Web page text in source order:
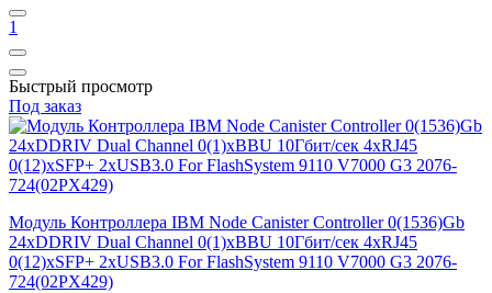
1
Быстрый просмотр
Под заказ
Модуль Контроллера IBM Node Canister Controller 0(1536)Gb
24xDDRIV Dual Channel 0(1)xBBU 10Гбит/сек 4xRJ45
0(12)xSFP+ 2xUSB3.0 For FlashSystem 9110 V7000 G3 2076-
724(02PX429)